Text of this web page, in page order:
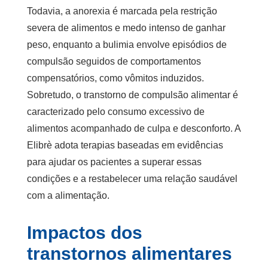
Todavia, a anorexia é marcada pela restrição
severa de alimentos e medo intenso de ganhar
peso, enquanto a bulimia envolve episódios de
compulsão seguidos de comportamentos
compensatórios, como vômitos induzidos.
Sobretudo, o transtorno de compulsão alimentar é
caracterizado pelo consumo excessivo de
alimentos acompanhado de culpa e desconforto. A
Elibrè adota terapias baseadas em evidências
para ajudar os pacientes a superar essas
condições e a restabelecer uma relação saudável
com a alimentação.
Impactos dos
transtornos alimentares